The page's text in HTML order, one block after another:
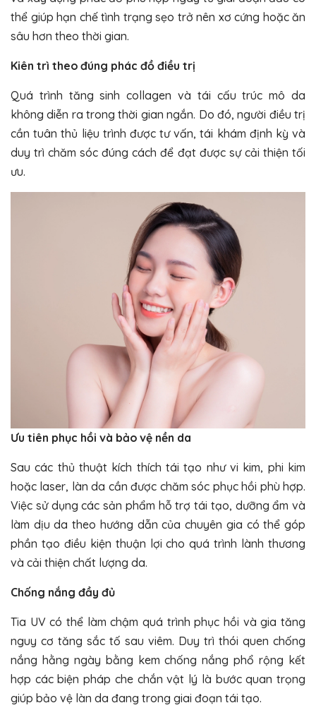
thể giúp hạn chế tình trạng sẹo trở nên xơ cứng hoặc ăn
sâu hơn theo thời gian.
Kiên trì theo đúng phác đồ điều trị
Quá trình tăng sinh collagen và tái cấu trúc mô da
không diễn ra trong thời gian ngắn. Do đó, người điều trị
cần tuân thủ liệu trình được tư vấn, tái khám định kỳ và
duy trì chăm sóc đúng cách để đạt được sự cải thiện tối
ưu.
Ưu tiên phục hồi và bảo vệ nền da
Sau các thủ thuật kích thích tái tạo như vi kim, phi kim
hoặc laser, làn da cần được chăm sóc phục hồi phù hợp.
Việc sử dụng các sản phẩm hỗ trợ tái tạo, dưỡng ẩm và
làm dịu da theo hướng dẫn của chuyên gia có thể góp
phần tạo điều kiện thuận lợi cho quá trình lành thương
và cải thiện chất lượng da.
Chống nắng đầy đủ
Tia UV có thể làm chậm quá trình phục hồi và gia tăng
nguy cơ tăng sắc tố sau viêm. Duy trì thói quen chống
nắng hằng ngày bằng kem chống nắng phổ rộng kết
hợp các biện pháp che chắn vật lý là bước quan trọng
giúp bảo vệ làn da đang trong giai đoạn tái tạo.